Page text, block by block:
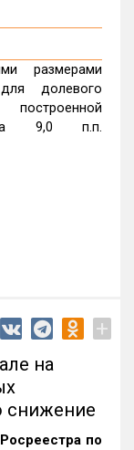
размерами
долевого
на 9,0 п.п.
+
на
снижение
по